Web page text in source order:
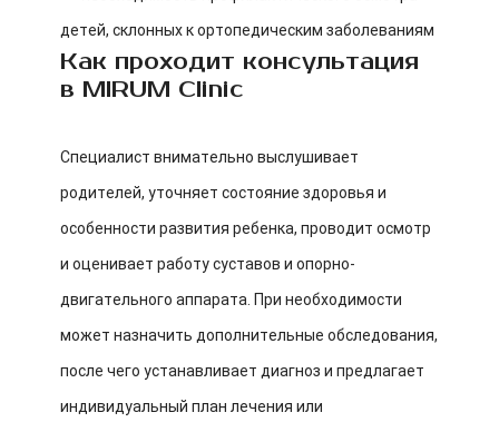
детей, склонных к ортопедическим заболеваниям
Как проходит консультация
в MIRUM Clinic
Специалист внимательно выслушивает
родителей, уточняет состояние здоровья и
особенности развития ребенка, проводит осмотр
и оценивает работу суставов и опорно-
двигательного аппарата. При необходимости
может назначить дополнительные обследования,
после чего устанавливает диагноз и предлагает
индивидуальный план лечения или